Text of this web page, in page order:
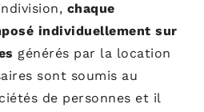
chaque
individuellement sur
générés par la location
sont soumis au
de personnes et il